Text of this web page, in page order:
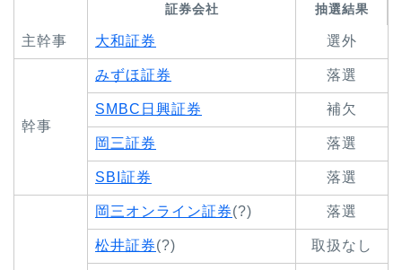
証券会社 抽選結果
主幹事 大和証券 選外
幹事
みずほ証券 落選
SMBC日興証券 補欠
岡三証券 落選
SBI証券 落選
岡三オンライン証券(?) 落選
松井証券(?) 取扱なし